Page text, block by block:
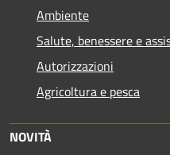
Ambiente
Salute, benessere e
Autorizzazioni
Agricoltura e pesca
NOVITÀ